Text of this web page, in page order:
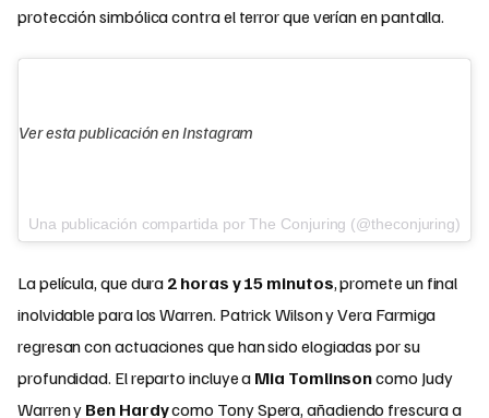
protección simbólica contra el terror que verían en pantalla.
Ver esta publicación en Instagram
Una publicación compartida por The Conjuring (@theconjuring)
La película, que dura 2 horas y 15 minutos, promete un final
inolvidable para los Warren. Patrick Wilson y Vera Farmiga
regresan con actuaciones que han sido elogiadas por su
profundidad. El reparto incluye a Mia Tomlinsoncomo Judy
Warren y Ben Hardycomo Tony Spera, añadiendo frescura a